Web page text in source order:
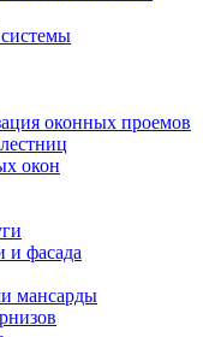
оконных проемов
окон
и фасада
мансарды